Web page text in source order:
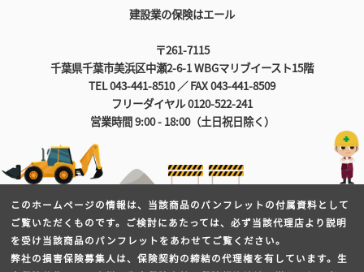
建設業の保険はエール
〒261-7115
千葉県千葉市美浜区中瀬2-6-1 WBGマリブイースト15階
TEL 043-441-8510 ／ FAX 043-441-8509
フリーダイヤル 0120-522-241
営業時間 9:00 - 18:00（土日祝日除く）
このホームページの情報は、当該商品のパンフレットの付属資料として
ご覧いただくものです。ご検討にあたっては、必ず当該代理店より説明
を受け当該商品のパンフレットをあわせてご覧ください。
弊社の損害保険募集人は、保険契約の締結の代理権を有しています。生